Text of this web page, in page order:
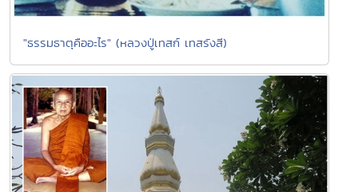
"ธรรมธาตุคืออะไร" (หลวงปู่เทสก์ เทสรังสี)